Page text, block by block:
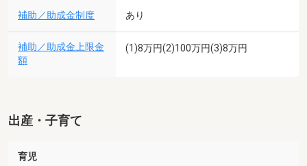
補助／助成金制度 あり
補助／助成金上限金
額
(1)8万円(2)100万円(3)8万円
出産・子育て
育児